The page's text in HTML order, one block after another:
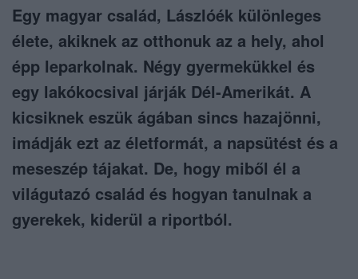
Egy magyar család, Lászlóék különleges
élete, akiknek az otthonuk az a hely, ahol
épp leparkolnak. Négy gyermekükkel és
egy lakókocsival járják Dél-Amerikát. A
kicsiknek eszük ágában sincs hazajönni,
imádják ezt az életformát, a napsütést és a
meseszép tájakat. De, hogy miből él a
világutazó család és hogyan tanulnak a
gyerekek, kiderül a riportból.